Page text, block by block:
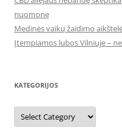
nuomonę
Medinės vaikų žaidimo
Įtempiamos lubos Vilniuje –
KATEGORIJOS
Kategorijos